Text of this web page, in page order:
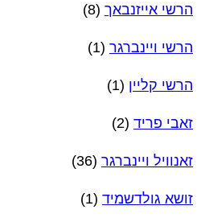
הרשי אייזנבאך (8)
הרשי ויינברגר (1)
הרשי קליין (1)
זאבי פריד (2)
זאנוויל ויינברגר (36)
זושא גולדשמיד (1)